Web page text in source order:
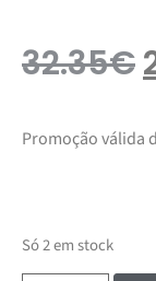
32.35€
Promoção válida
Só 2 em stock